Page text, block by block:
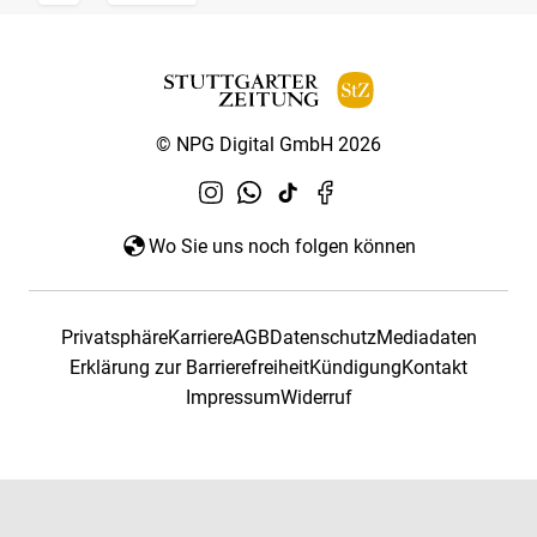
© NPG Digital GmbH 2026
Wo Sie uns noch folgen können
PrivatsphäreKarriereAGBDatenschutzMediadaten
Erklärung zur BarrierefreiheitKündigungKontakt
ImpressumWiderruf